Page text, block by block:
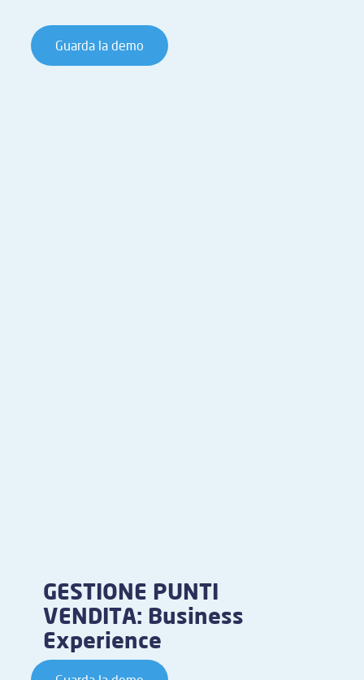
Guarda la demo
GESTIONE PUNTI
VENDITA: Business
Experience